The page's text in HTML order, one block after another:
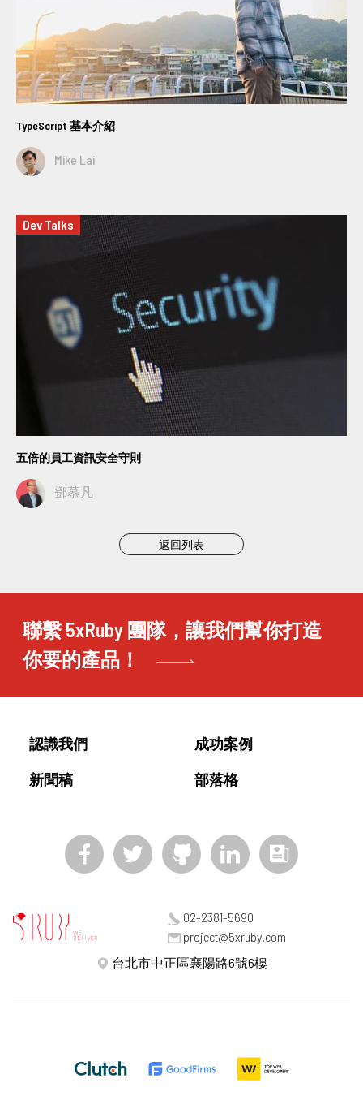
TypeScript 基本介紹
Mike Lai
Dev Talks
五倍的員工資訊安全守則
鄧慕凡
返回列表
聯繫 5xRuby 團隊，讓我們幫你打造
你要的產品！
認識我們
成功案例
新聞稿
部落格
02-2381-5690
project@5xruby.com
台北市中正區襄陽路6號6樓